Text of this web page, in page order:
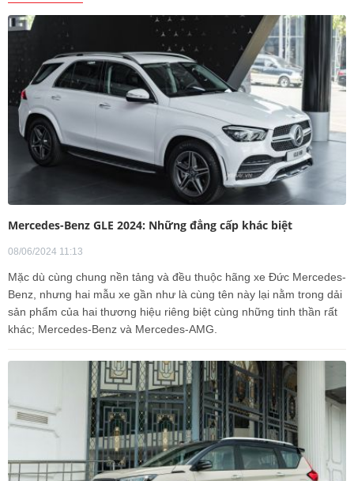
Mercedes-Benz GLE 2024: Những đẳng cấp khác biệt
08/06/2024 11:13
Mặc dù cùng chung nền tảng và đều thuộc hãng xe Đức Mercedes-
Benz, nhưng hai mẫu xe gần như là cùng tên này lại nằm trong dải
sản phẩm của hai thương hiệu riêng biệt cùng những tinh thần rất
khác; Mercedes-Benz và Mercedes-AMG.